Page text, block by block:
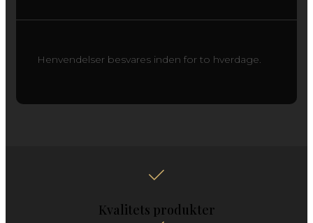
Henvendelser besvares inden for to hverdage.
Kvalitets produkter